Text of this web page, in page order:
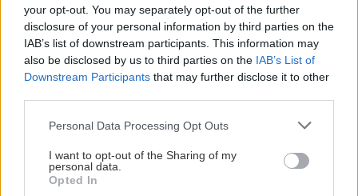
your opt-out. You may separately opt-out of the further
disclosure of your personal information by third parties on the
IAB’s list of downstream participants. This information may
also be disclosed by us to third parties on the IAB’s List of
Downstream Participants that may further disclose it to other
Please note that this website/app uses one or more Google
not limited to your visit or usage behaviour. You may click to
grant or deny consent to Google and its third-party tags to
use your data for below specified purposes in below Google
Personal Data Processing Opt Outs
I want to opt-out of the Sharing of my
personal data.
Opted In
Ακολουθώντας αυτές τις συμβουλές, η επιδερμίδα
σου θα παραμείνει υγιής και λαμπερή όλο τον
χειμώνα. Θυμήσου ότι η συνέπεια είναι το κλειδί:
μια σταθερή ρουτίνα περιποίησης και οι σωστές
συνήθειες θα κάνουν τη διαφορά. Μην ξεχνάς να
ακούς τις ανάγκες του δέρματός σου και να